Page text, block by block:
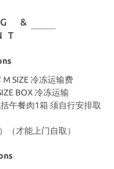
&
M SIZE 冷冻运输费
BOX 冷冻运输
午餐肉1箱 须自行安排取
（才能上门自取）